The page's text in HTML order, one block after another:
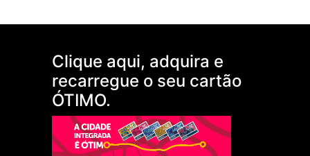
Clique aqui, adquira e
recarregue o seu cartão
ÓTIMO.